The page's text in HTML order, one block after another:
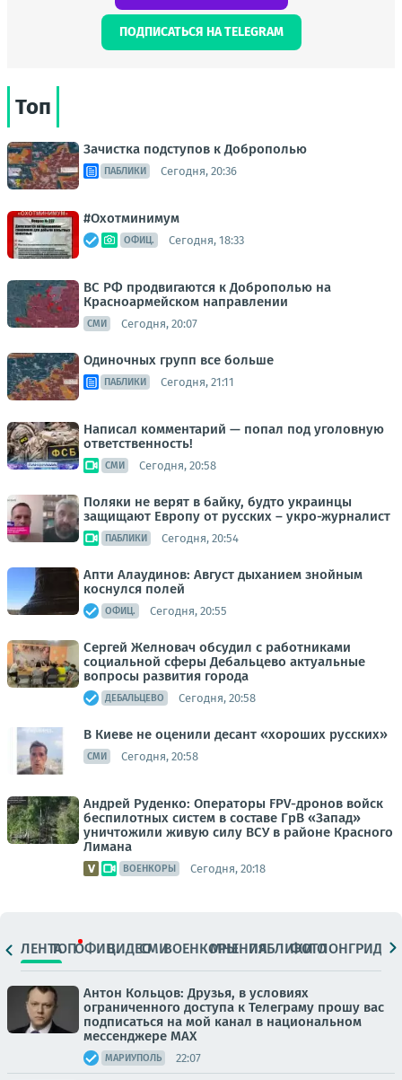
ПОДПИСАТЬСЯ НА TELEGRAM
Топ
Зачистка подступов к Доброполью
ПАБЛИКИ Сегодня, 20:36
#Охотминимум
ОФИЦ. Сегодня, 18:33
ВС РФ продвигаются к Доброполью на
Красноармейском направлении
СМИ Сегодня, 20:07
Одиночных групп все больше
ПАБЛИКИ Сегодня, 21:11
Написал комментарий — попал под уголовную
ответственность!
СМИ Сегодня, 20:58
Поляки не верят в байку, будто украинцы
защищают Европу от русских – укро-журналист
ПАБЛИКИ Сегодня, 20:54
Апти Алаудинов: Август дыханием знойным
коснулся полей
ОФИЦ. Сегодня, 20:55
Сергей Желновач обсудил с работниками
социальной сферы Дебальцево актуальные
вопросы развития города
ДЕБАЛЬЦЕВО Сегодня, 20:58
В Киеве не оценили десант «хороших русских»
СМИ Сегодня, 20:58
Андрей Руденко: Операторы FPV-дронов войск
беспилотных систем в составе ГрВ «Запад»
уничтожили живую силу ВСУ в районе Красного
Лимана
ВОЕНКОРЫ Сегодня, 20:18
ЛЕНТАТОПОФИЦ.ВИДЕОСМИВОЕНКОРЫМНЕНИЯПАБЛИКИ
ФОТОЛОНГРИДЫ
Антон Кольцов: Друзья, в условиях
ограниченного доступа к Телеграму прошу вас
подписаться на мой канал в национальном
мессенджере МАХ
МАРИУПОЛЬ 22:07